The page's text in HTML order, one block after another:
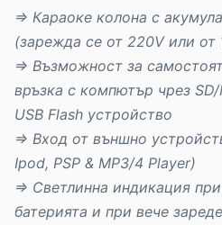
⇒ Караоке колона с
(зарежда се от 220V или от
⇒ Възможност за
връзка с компютър чрез
USB Flash устройство
⇒ Вход от външно
Ipod, PSP & MP3/4 Player)
⇒ Светлинна индикация
батерията и при вече